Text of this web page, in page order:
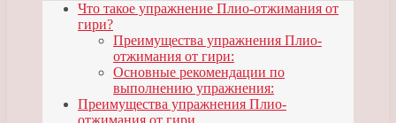
Что такое упражнение Плио-отжимания от
гири?
Преимущества упражнения Плио-
отжимания от гири:
Основные рекомендации по
выполнению упражнения:
Преимущества упражнения Плио-